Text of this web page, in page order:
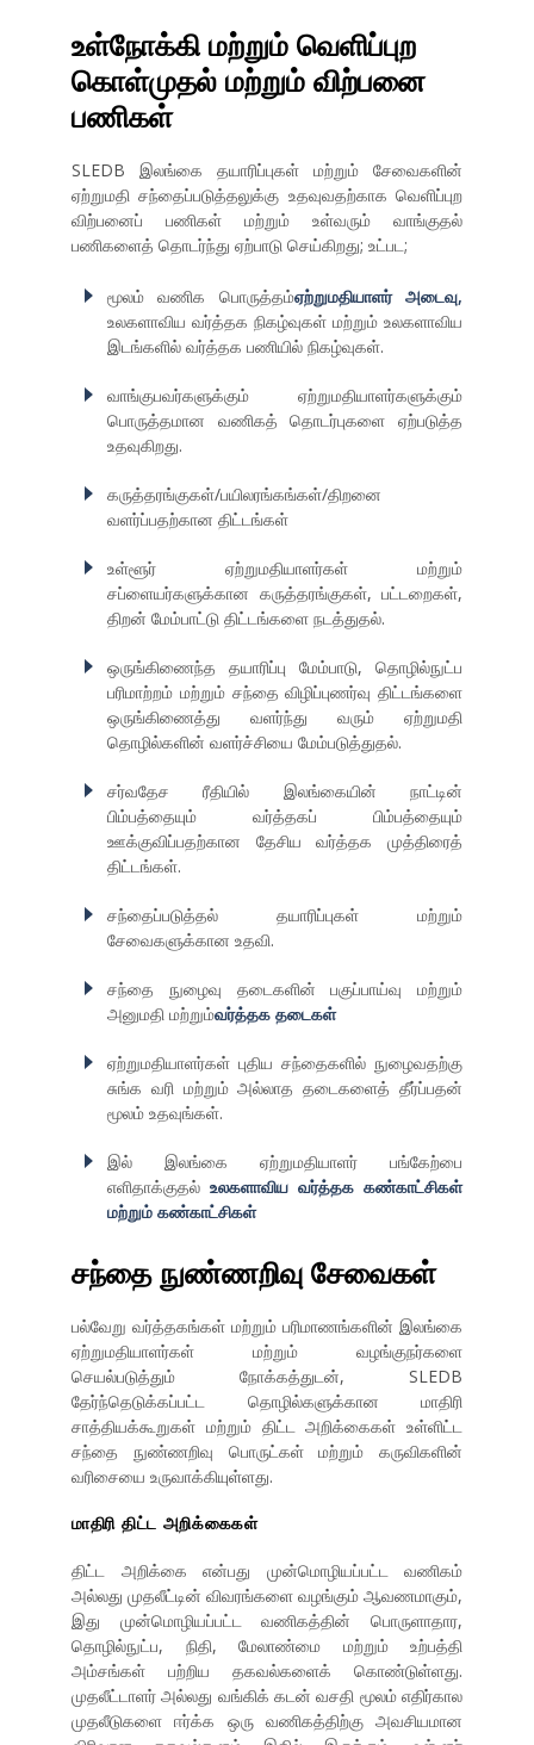
உள்நோக்கி மற்றும் வெளிப்புற
கொள்முதல் மற்றும் விற்பனை
பணிகள்
SLEDB இலங்கை தயாரிப்புகள் மற்றும் சேவைகளின்
ஏற்றுமதி சந்தைப்படுத்தலுக்கு உதவுவதற்காக வெளிப்புற
விற்பனைப் பணிகள் மற்றும் உள்வரும் வாங்குதல்
பணிகளைத் தொடர்ந்து ஏற்பாடு செய்கிறது; உட்பட;
மூலம் வணிக பொருத்தம்ஏற்றுமதியாளர் அடைவு,
உலகளாவிய வர்த்தக நிகழ்வுகள் மற்றும் உலகளாவிய
இடங்களில் வர்த்தக பணியில் நிகழ்வுகள்.
வாங்குபவர்களுக்கும் ஏற்றுமதியாளர்களுக்கும்
பொருத்தமான வணிகத் தொடர்புகளை ஏற்படுத்த
உதவுகிறது.
கருத்தரங்குகள்/பயிலரங்கங்கள்/திறனை
வளர்ப்பதற்கான திட்டங்கள்
உள்ளூர் ஏற்றுமதியாளர்கள் மற்றும்
சப்ளையர்களுக்கான கருத்தரங்குகள், பட்டறைகள்,
திறன் மேம்பாட்டு திட்டங்களை நடத்துதல்.
ஒருங்கிணைந்த தயாரிப்பு மேம்பாடு, தொழில்நுட்ப
பரிமாற்றம் மற்றும் சந்தை விழிப்புணர்வு திட்டங்களை
ஒருங்கிணைத்து வளர்ந்து வரும் ஏற்றுமதி
தொழில்களின் வளர்ச்சியை மேம்படுத்துதல்.
சர்வதேச ரீதியில் இலங்கையின் நாட்டின்
பிம்பத்தையும் வர்த்தகப் பிம்பத்தையும்
ஊக்குவிப்பதற்கான தேசிய வர்த்தக முத்திரைத்
திட்டங்கள்.
சந்தைப்படுத்தல் தயாரிப்புகள் மற்றும்
சேவைகளுக்கான உதவி.
சந்தை நுழைவு தடைகளின் பகுப்பாய்வு மற்றும்
அனுமதி மற்றும்வர்த்தக தடைகள்
ஏற்றுமதியாளர்கள் புதிய சந்தைகளில் நுழைவதற்கு
சுங்க வரி மற்றும் அல்லாத தடைகளைத் தீர்ப்பதன்
மூலம் உதவுங்கள்.
இல் இலங்கை ஏற்றுமதியாளர் பங்கேற்பை
எளிதாக்குதல் உலகளாவிய வர்த்தக கண்காட்சிகள்
மற்றும் கண்காட்சிகள்
சந்தை நுண்ணறிவு சேவைகள்
பல்வேறு வர்த்தகங்கள் மற்றும் பரிமாணங்களின் இலங்கை
ஏற்றுமதியாளர்கள் மற்றும் வழங்குநர்களை
செயல்படுத்தும் நோக்கத்துடன், SLEDB
தேர்ந்தெடுக்கப்பட்ட தொழில்களுக்கான மாதிரி
சாத்தியக்கூறுகள் மற்றும் திட்ட அறிக்கைகள் உள்ளிட்ட
சந்தை நுண்ணறிவு பொருட்கள் மற்றும் கருவிகளின்
வரிசையை உருவாக்கியுள்ளது.
மாதிரி திட்ட அறிக்கைகள்
திட்ட அறிக்கை என்பது முன்மொழியப்பட்ட வணிகம்
அல்லது முதலீட்டின் விவரங்களை வழங்கும் ஆவணமாகும்,
இது முன்மொழியப்பட்ட வணிகத்தின் பொருளாதார,
தொழில்நுட்ப, நிதி, மேலாண்மை மற்றும் உற்பத்தி
அம்சங்கள் பற்றிய தகவல்களைக் கொண்டுள்ளது.
முதலீட்டாளர் அல்லது வங்கிக் கடன் வசதி மூலம் எதிர்கால
முதலீடுகளை ஈர்க்க ஒரு வணிகத்திற்கு அவசியமான